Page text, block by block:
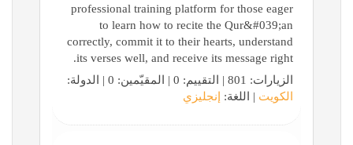
professional training platform for those eager
to learn how to recite the Qur&#039;an
correctly, commit it to their hearts, understand
its verses well, and receive its message right.
الزيارات: 801 | التقييم: 0 | المقيّمين: 0 | الدولة:
الكويت | اللغة: إنجليزي